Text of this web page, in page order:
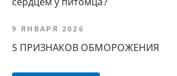
9 ЯНВАРЯ 2026
5 ПРИЗНАКОВ ОБМОРОЖЕНИЯ